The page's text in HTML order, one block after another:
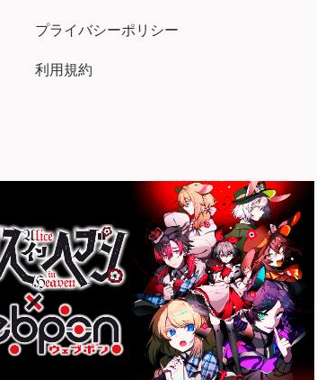
プライバシーポリシー
利用規約